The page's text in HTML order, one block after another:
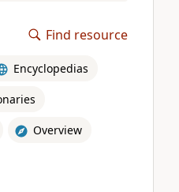
Find resource
Encyclopedias
Overview